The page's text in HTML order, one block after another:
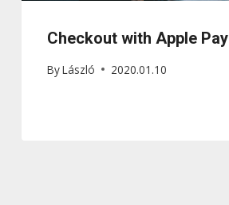
Checkout with Apple Pay
ByLászló 2020.01.10